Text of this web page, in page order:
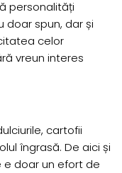
personalități
doar spun, dar și
celor
vreun interes
cartofii
îngrasă. De aici și
e doar un efort de